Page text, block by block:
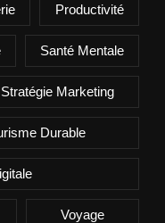
Productivité
Santé Mentale
Stratégie Marketing
Durable
Voyage